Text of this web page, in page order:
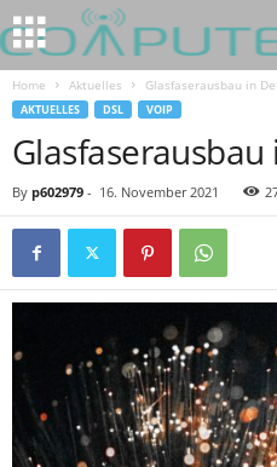
Home Aktuelles Glasfaserausbau in
AKTUELLES DSL VOIP
By p602979 - 16. November 2021